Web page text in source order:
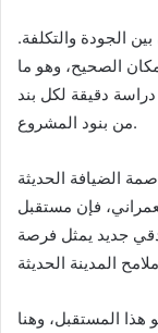
الجودة والتكلفة.
الصحيح، وهو ما
دقيقة لكل بند
من بنود المشروع.
الضيافة الحديثة
فإن مستقبل
جديد يمثل فرصة
المستقبل، وهنا